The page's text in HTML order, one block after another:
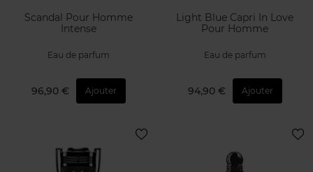
Scandal Pour Homme
Intense
Eau de parfum
96,90 € Ajouter
Light Blue Capri In Love
Pour Homme
Eau de parfum
94,90 € Ajouter